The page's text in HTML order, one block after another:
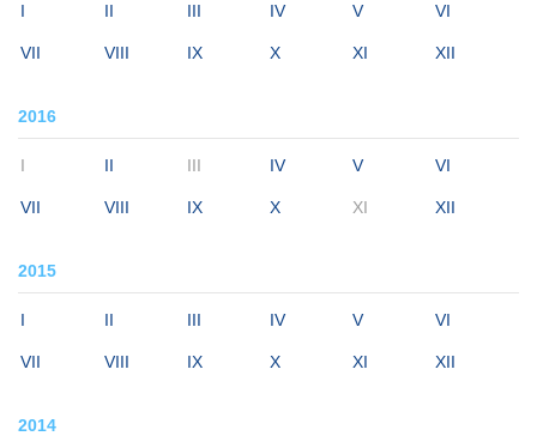
I II III IV V VI
VII VIII IX X XI XII
2016
I II III IV V VI
VII VIII IX X XI XII
2015
I II III IV V VI
VII VIII IX X XI XII
2014